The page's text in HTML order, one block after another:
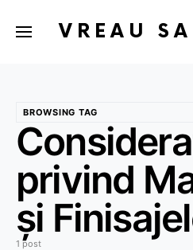
VREAU
BROWSING TAG
privind
și
1 post